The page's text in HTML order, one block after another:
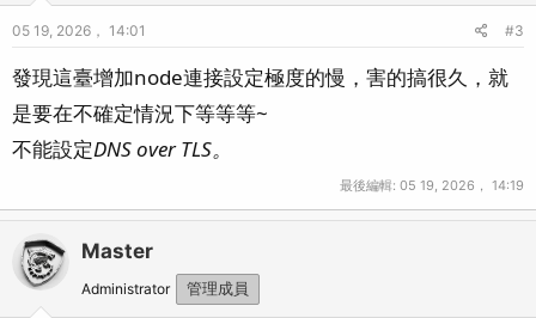
05 19, 2026， 14:01 #3
發現這臺增加node連接設定極度的慢，害的搞很久，就
是要在不確定情況下等等等~
不能設定DNS over TLS。
最後編輯: 05 19, 2026， 14:19
Master
Administrator 管理成員